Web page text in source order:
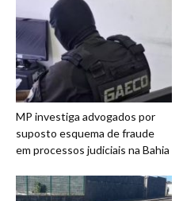
MP investiga advogados por
suposto esquema de fraude
em processos judiciais na Bahia